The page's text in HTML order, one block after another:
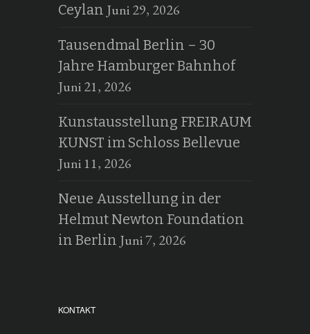
Ceylan Juni 29, 2026
Tausendmal Berlin – 30
Jahre Hamburger Bahnhof
Juni 21, 2026
Kunstausstellung FREIRAUM
KUNST im Schloss Bellevue
Juni 11, 2026
Neue Ausstellung in der
Helmut Newton Foundation
in Berlin Juni 7, 2026
KONTAKT